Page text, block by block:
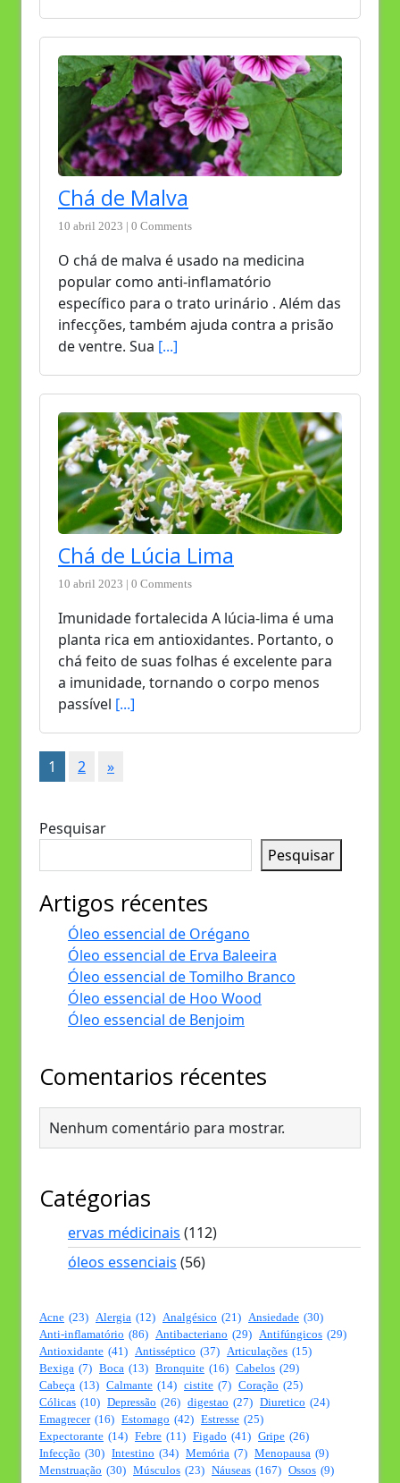
Chá de Malva
10 abril 2023 | 0 Comments
O chá de malva é usado na medicina
popular como anti-inflamatório
específico para o trato urinário . Além das
infecções, também ajuda contra a prisão
de ventre. Sua [...]
Chá de Lúcia Lima
10 abril 2023 | 0 Comments
Imunidade fortalecida A lúcia-lima é uma
planta rica em antioxidantes. Portanto, o
chá feito de suas folhas é excelente para
a imunidade, tornando o corpo menos
passível [...]
1 2 »
Pesquisar
Pesquisar
Artigos récentes
Óleo essencial de Orégano
Óleo essencial de Erva Baleeira
Óleo essencial de Tomilho Branco
Óleo essencial de Hoo Wood
Óleo essencial de Benjoim
Comentarios récentes
Nenhum comentário para mostrar.
Catégorias
ervas médicinais (112)
óleos essenciais (56)
Acne (23) Alergia (12) Analgésico (21) Ansiedade (30)
Anti-inflamatório (86) Antibacteriano (29) Antifúngicos (29)
Antioxidante (41) Antisséptico (37) Articulações (15)
Bexiga (7) Boca (13) Bronquite (16) Cabelos (29)
Cabeça (13) Calmante (14) cistite (7) Coração (25)
Cólicas (10) Depressão (26) digestao (27) Diuretico (24)
Emagrecer (16) Estomago (42) Estresse (25)
Expectorante (14) Febre (11) Figado (41) Gripe (26)
Infecção (30) Intestino (34) Memória (7) Menopausa (9)
Menstruação (30) Músculos (23) Náuseas (167) Ossos (9)